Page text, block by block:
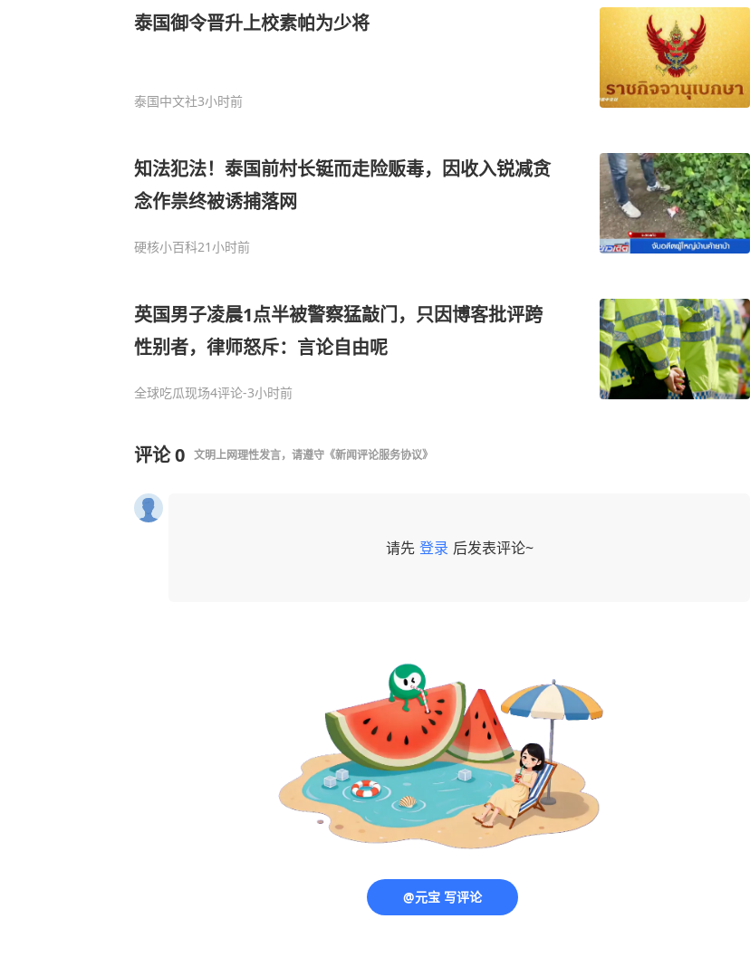
泰国御令晋升上校素帕为少将
泰国中文社3小时前
知法犯法！泰国前村长铤而走险贩毒，因收入锐减贪
念作祟终被诱捕落网
硬核小百科21小时前
英国男子凌晨1点半被警察猛敲门，只因博客批评跨
性别者，律师怒斥：言论自由呢
全球吃瓜现场4评论-3小时前
评论0 文明上网理性发言，请遵守 《新闻评论服务协议》
请先 登录 后发表评论~
@元宝 写评论